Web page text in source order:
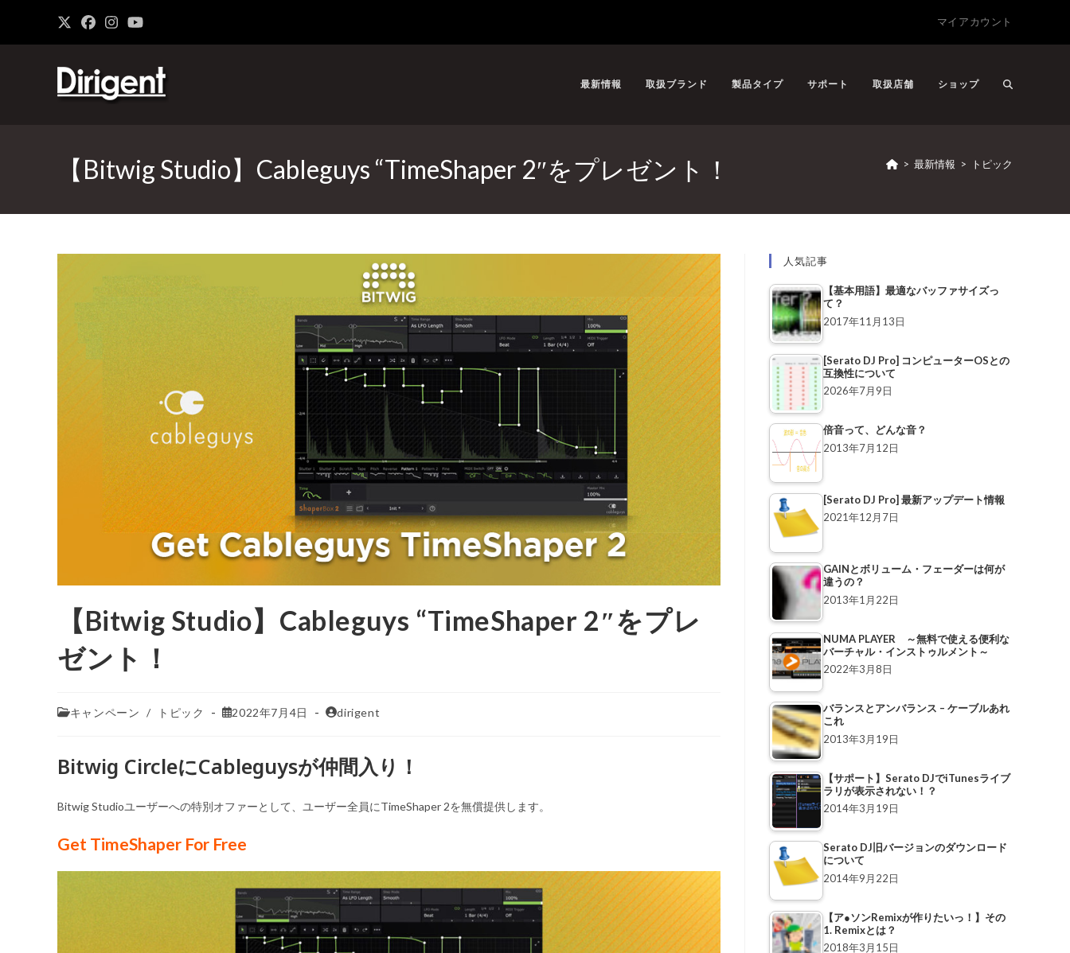
マイアカウント
最新情報 取扱ブランド 製品タイプ サポート 取扱店舗 ショップ
【Bitwig Studio】Cableguys “TimeShaper 2″をプレゼント！ > 最新情報 > トピック
【Bitwig Studio】Cableguys “TimeShaper 2″をプレ
ゼント！
キャンペーン / トピック 2022年7月4日 dirigent
Bitwig CircleにCableguysが仲間入り！
Bitwig Studioユーザーへの特別オファーとして、ユーザー全員にTimeShaper 2を無償提供します。
Get TimeShaper For Free
人気記事
【基本用語】最適なバッファサイズっ
て？
2017年11月13日
[Serato DJ Pro] コンピューターOSとの
互換性について
2026年7月9日
倍音って、どんな音？
2013年7月12日
[Serato DJ Pro] 最新アップデート情報
2021年12月7日
GAINとボリューム・フェーダーは何が
違うの？
2013年1月22日
NUMA PLAYER ～無料で使える便利な
バーチャル・インストゥルメント～
2022年3月8日
バランスとアンバランス – ケーブルあれ
これ
2013年3月19日
【サポート】Serato DJでiTunesライブ
ラリが表示されない！？
2014年3月19日
Serato DJ旧バージョンのダウンロード
について
2014年9月22日
【ア●ソンRemixが作りたいっ！】その
1. Remixとは？
2018年3月15日